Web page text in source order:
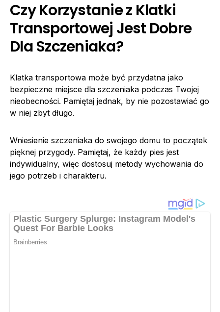
Czy Korzystanie z Klatki
Transportowej Jest Dobre
Dla Szczeniaka?
Klatka transportowa może być przydatna jako
bezpieczne miejsce dla szczeniaka podczas Twojej
nieobecności. Pamiętaj jednak, by nie pozostawiać go
w niej zbyt długo.
Wniesienie szczeniaka do swojego domu to początek
pięknej przygody. Pamiętaj, że każdy pies jest
indywidualny, więc dostosuj metody wychowania do
jego potrzeb i charakteru.